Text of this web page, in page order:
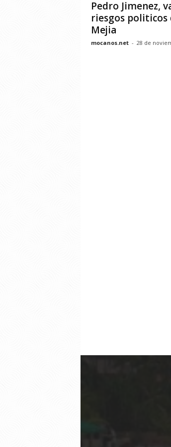
Pedro Jimenez,
riesgos politicos
Mejia
mocanos.net - 28 de